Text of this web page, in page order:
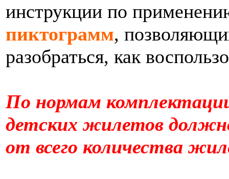
инструкции по
пиктограмм,
разобраться, как
По нормам
детских жилетов
от всего количества